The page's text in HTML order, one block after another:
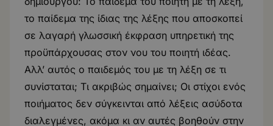
το παίδεμα της ίδιας της λέξης που αποσκοπεί
σε λαγαρή γλωσσική έκφραση υπηρετική της
προϋπάρχουσας στον νου του ποιητή ιδέας.
Αλλ’ αυτός ο παιδεμός του με τη λέξη σε τι
συνίσταται; Τι ακριβώς σημαίνει; Οι στίχοι ενός
ποιήματος δεν σύγκεινται από λέξεις ασύδοτα
διαλεγμένες, ακόμα κι αν αυτές βοηθούν στην